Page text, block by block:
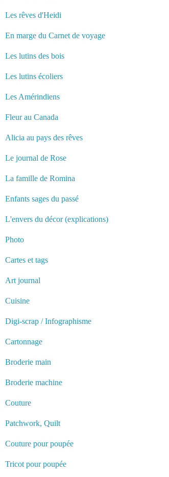
Les rêves d'Heidi
En marge du Carnet de voyage
Les lutins des bois
Les lutins écoliers
Les Amérindiens
Fleur au Canada
Alicia au pays des rêves
Le journal de Rose
La famille de Romina
Enfants sages du passé
L'envers du décor (explications)
Photo
Cartes et tags
Art journal
Cuisine
Digi-scrap / Infographisme
Cartonnage
Broderie main
Broderie machine
Couture
Patchwork, Quilt
Couture pour poupée
Tricot pour poupée